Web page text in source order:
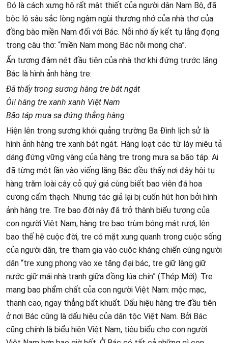
Đó là cách xưng hô rất mật thiết của người dân Nam Bộ, đã
bộc lộ sâu sắc lòng ngậm ngùi thương nhớ của nhà thơ của
đồng bào miền Nam đối với Bác. Nỗi nhớ ấy kết tụ lắng đọng
trong câu thơ: “miền Nam mong Bác nỗi mong cha”.
Ấn tượng đậm nét đầu tiên của nhà thơ khi đứng trước lăng
Bác là hình ảnh hàng tre:
Đã thấy trong sương hàng tre bát ngát
Ôi! hàng tre xanh xanh Việt Nam
Bão táp mưa sa đứng thẳng hàng
Hiện lên trong sương khói quảng trường Ba Đình lịch sử là
hình ảnh hàng tre xanh bát ngát. Hàng loạt các từ láy miêu tả
dáng đứng vững vàng của hàng tre trong mưa sa bão táp. Ai
đã từng một lần vào viếng lăng Bác đều thấy nơi đây hội tụ
hàng trăm loài cây cỏ quý giá cùng biết bao viên đá hoa
cương cẩm thạch. Nhưng tác giả lại bị cuốn hút hơn bởi hình
ảnh hàng tre. Tre bao đời này đã trở thành biểu tượng của
con người Việt Nam, hàng tre bao trùm bóng mát rượi, lên
bao thế hệ cuộc đời, tre có mặt xung quanh trong cuộc sống
của người dân, tre tham gia vào cuộc kháng chiến cùng người
dân “tre xung phong vào xe tăng đại bác, tre giữ làng giữ
nước giữ mái nhà tranh giữa đồng lúa chín” (Thép Mới). Tre
mang bao phẩm chất của con người Việt Nam: mộc mạc,
thanh cao, ngay thẳng bất khuất. Dấu hiệu hàng tre đầu tiên
ở nơi Bác cũng là dấu hiệu của dân tộc Việt Nam. Bởi Bác
cũng chính là biểu hiện Việt Nam, tiêu biểu cho con người